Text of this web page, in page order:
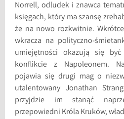
Norrell, odludek i znawca
księgach, który ma szansę
że na nowo rozkwitnie.
wkracza na polityczno-
umiejętności okazują się
konflikcie z Napoleonem.
pojawia się drugi mag o
utalentowany Jonathan
przyjdzie im stanąć
przepowiedni Króla Kruków,